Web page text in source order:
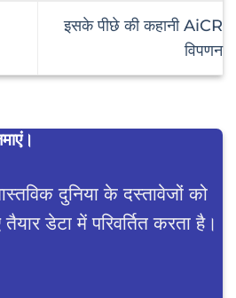
इसके पीछे की कहानी AiCR
विपणन
दुनिया के दस्तावेजों को
डेटा में परिवर्तित करता है।